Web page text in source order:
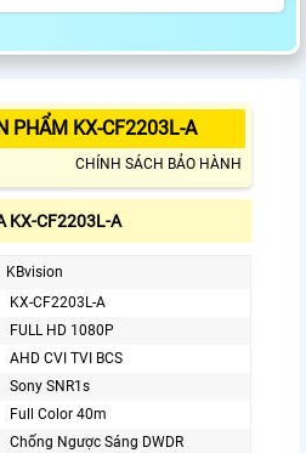
PHẨM KX-CF2203L-A
CHÍNH SÁCH BẢO HÀNH
KX-CF2203L-A
KBvision
KX-CF2203L-A
FULL HD 1080P
AHD CVI TVI BCS
Sony SNR1s
Full Color 40m
Chống Ngược Sáng DWDR